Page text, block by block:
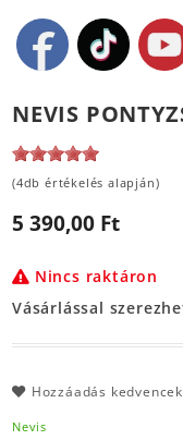
NEVIS
(4db értékelés alapján)
5 390,00 Ft
Nincs raktáron
Vásárlással
Hozzáadás
Nevis